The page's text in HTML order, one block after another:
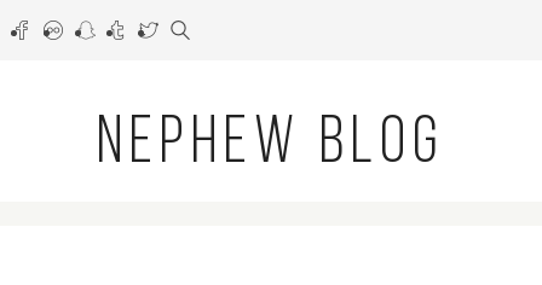
NEPHEW BLOG